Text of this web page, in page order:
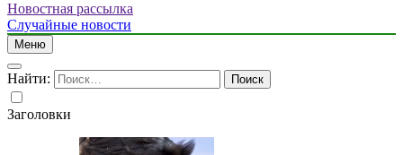
Новостная рассылка
Случайные новости
Меню
Найти:
Заголовки